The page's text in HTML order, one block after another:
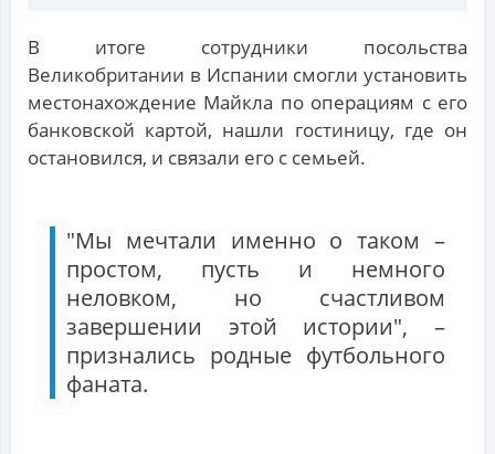
В итоге сотрудники посольства
Великобритании в Испании смогли установить
местонахождение Майкла по операциям с его
банковской картой, нашли гостиницу, где он
остановился, и связали его с семьей.
"Мы мечтали именно о таком –
простом, пусть и немного
неловком, но счастливом
завершении этой истории", –
признались родные футбольного
фаната.